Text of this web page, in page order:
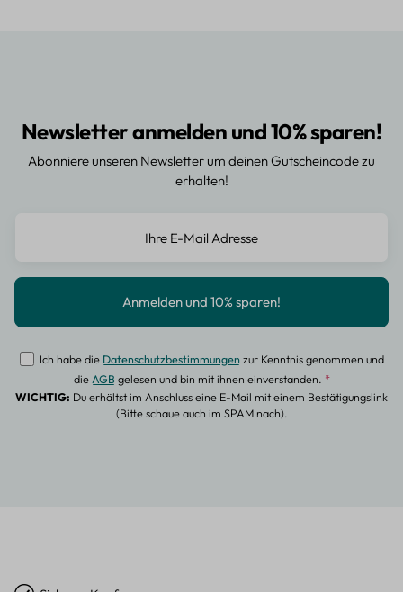
Newsletter anmelden und 10% sparen!
Abonniere unseren Newsletter um deinen Gutscheincode zu
erhalten!
Ich habe die Datenschutzbestimmungenzur Kenntnis genommen und
dieAGBgelesen und bin mit ihnen einverstanden. *
WICHTIG: Du erhältst im Anschluss eine E-Mail mit einem Bestätigungslink
(Bitte schaue auch im SPAM nach).